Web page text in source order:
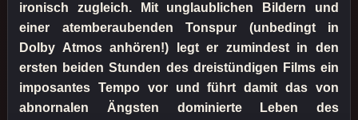
ironisch zugleich. Mit unglaublichen Bildern und
einer atemberaubenden Tonspur (unbedingt in
Dolby Atmos anhören!) legt er zumindest in den
ersten beiden Stunden des dreistündigen Films ein
imposantes Tempo vor und führt damit das von
abnornalen Ängsten dominierte Leben des